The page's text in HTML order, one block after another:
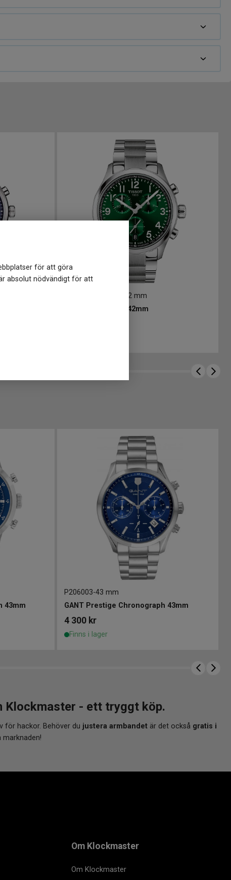
för att göra
absolut nödvändigt för att
42 mm
TISSOT Chrono L 42mm
43mm
P206003-43 mm
GANT Prestige Chronograph 43mm
4 300 kr
Finns i lager
Klockmaster - ett tryggt köp.
för hackor. Behöver du justera armbandet är det också gratis i
marknaden!
Om Klockmaster
Om Klockmaster